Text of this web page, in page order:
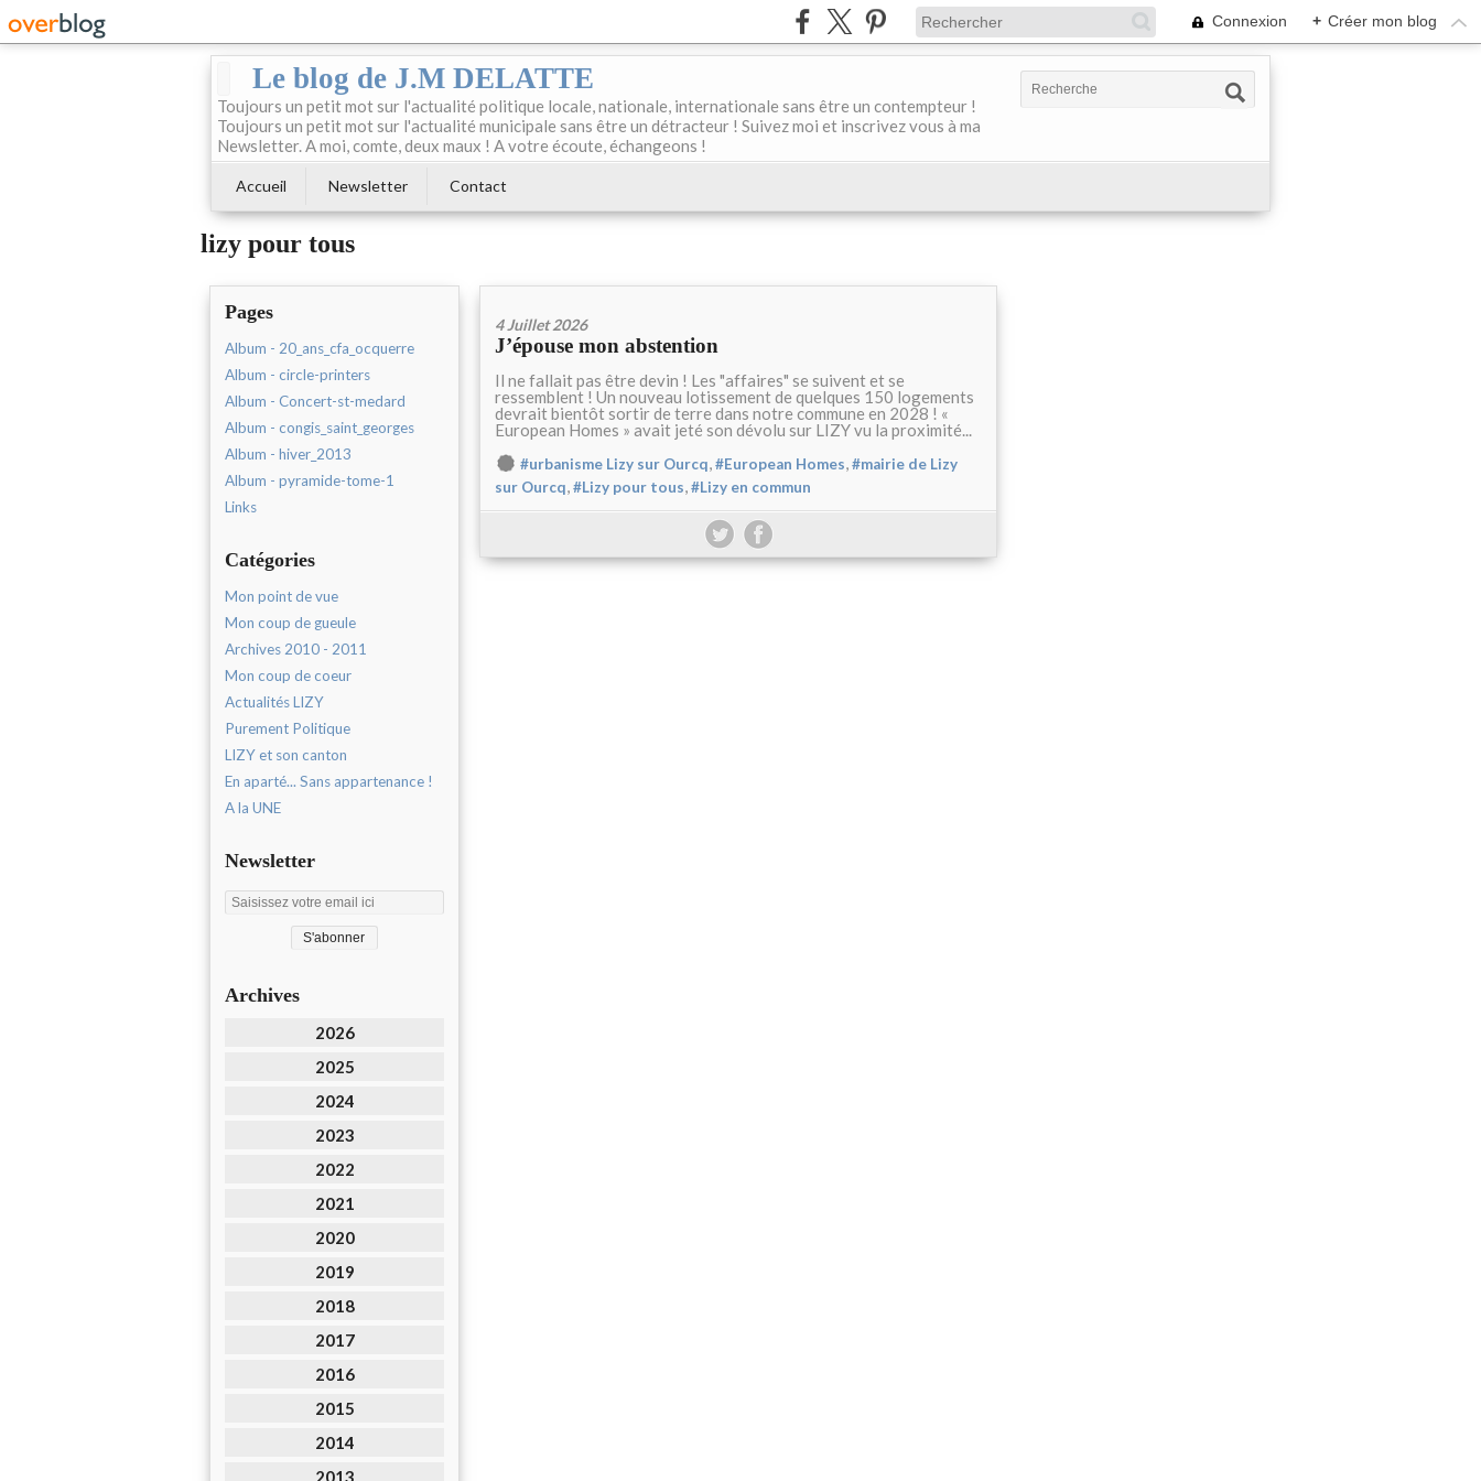
Connexion + Créer mon blog
Le blog de J.M DELATTE
Toujours un petit mot sur l'actualité politique locale, nationale, internationale sans être un contempteur !
Toujours un petit mot sur l'actualité municipale sans être un détracteur ! Suivez moi et inscrivez vous à ma
Newsletter. A moi, comte, deux maux ! A votre écoute, échangeons !
Accueil Newsletter Contact
lizy pour tous
Pages
Album - 20_ans_cfa_ocquerre
Album - circle-printers
Album - Concert-st-medard
Album - congis_saint_georges
Album - hiver_2013
Album - pyramide-tome-1
Links
Catégories
Mon point de vue
Mon coup de gueule
Archives 2010 - 2011
Mon coup de coeur
Actualités LIZY
Purement Politique
LIZY et son canton
En aparté... Sans appartenance !
A la UNE
Newsletter
Archives
2026
2025
2024
2023
2022
2021
2020
2019
2018
2017
2016
2015
2014
2013
4 Juillet 2026
J’épouse mon abstention
Il ne fallait pas être devin ! Les "affaires" se suivent et se
ressemblent ! Un nouveau lotissement de quelques 150 logements
devrait bientôt sortir de terre dans notre commune en 2028 ! «
European Homes » avait jeté son dévolu sur LIZY vu la proximité...
#urbanisme Lizy sur Ourcq,#European Homes,#mairie de Lizy
sur Ourcq,#Lizy pour tous,#Lizy en commun